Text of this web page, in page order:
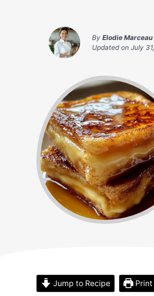
By Elodie Marceau
Updated on July
Jump to Recipe